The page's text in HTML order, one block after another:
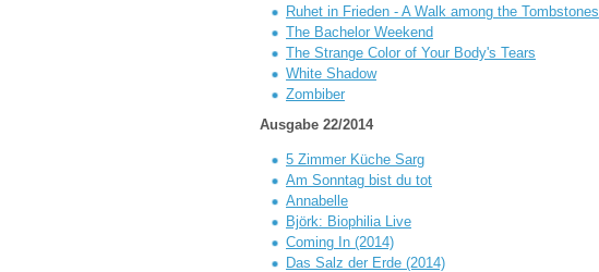
Ruhet in Frieden - A Walk among the Tombstones
The Bachelor Weekend
The Strange Color of Your Body's Tears
White Shadow
Zombiber
Ausgabe 22/2014
5 Zimmer Küche Sarg
Am Sonntag bist du tot
Annabelle
Björk: Biophilia Live
Coming In (2014)
Das Salz der Erde (2014)